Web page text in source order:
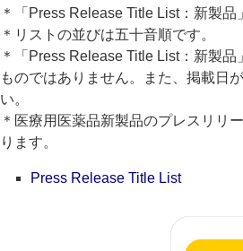
＊「Press Release Title List：新製品
＊リストの並びは五十音順です。
＊「Press Release Title List：新製
ものではありません。また、掲載日
い。
＊医療用医薬品新製品のプレスリリ
ります。
Press Release Title List